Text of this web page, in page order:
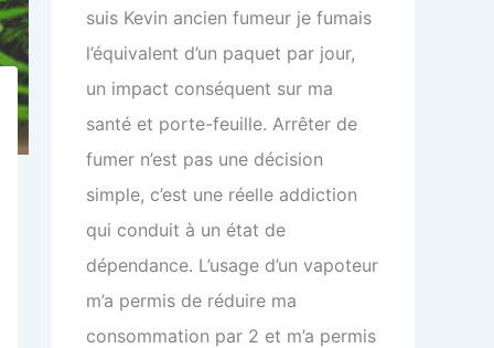
suis Kevin ancien fumeur je fumais
l’équivalent d’un paquet par jour,
un impact conséquent sur ma
santé et porte-feuille. Arrêter de
fumer n’est pas une décision
simple, c’est une réelle addiction
qui conduit à un état de
dépendance. L’usage d’un vapoteur
m’a permis de réduire ma
consommation par 2 et m’a permis